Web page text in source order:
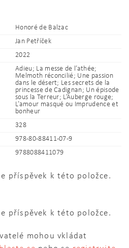
Honoré de Balzac
Jan Petříček
2022
Adieu; La messe de l’athée;
Melmoth réconcilié; Une passion
dans le désert; Les secrets de la
princesse de Cadignan; Un épisode
sous la Terreur; L’Auberge rouge;
L’amour masqué ou Imprudence et
bonheur
328
978-80-88411-07-9
9788088411079
příspěvek k této položce.
příspěvek k této položce.
mohou vkládat